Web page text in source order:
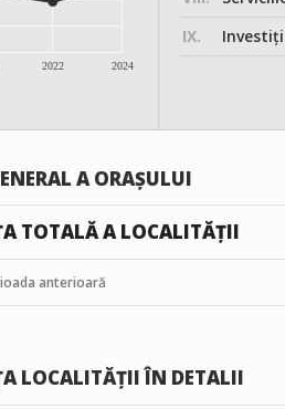
2022 2024
IX.
Investițiile,
A ORAȘULUI
TOTALĂ A LOCALITĂȚII
anterioară
LOCALITĂȚII ÎN DETALII